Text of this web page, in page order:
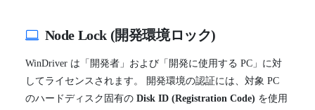
Node Lock (開発環境ロック)
WinDriver は「開発者」および「開発に使用する PC」に対
してライセンスされます。 開発環境の認証には、対象 PC
のハードディスク固有の Disk ID (Registration Code) を使用